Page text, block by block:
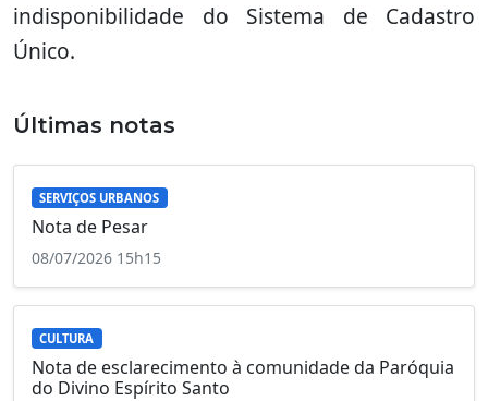
indisponibilidade do Sistema de Cadastro
Único.
Últimas notas
SERVIÇOS URBANOS
Nota de Pesar
08/07/2026 15h15
CULTURA
Nota de esclarecimento à comunidade da Paróquia
do Divino Espírito Santo